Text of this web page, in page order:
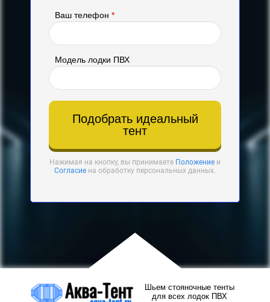
Ваш телефон *
Модель лодки ПВХ
Подобрать идеальный
тент
Нажимая на кнопку, вы принимаете Положение и
Согласие на обработку персональных данных.
Шьем стояночные тенты
для всех лодок ПВХ